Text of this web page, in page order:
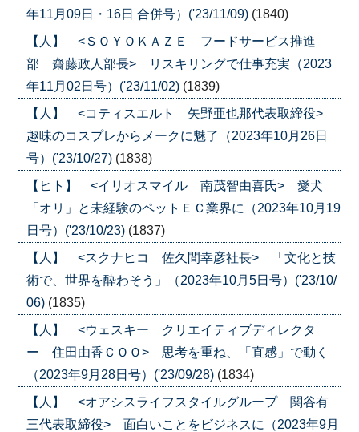
年11月09日・16日 合併号）('23/11/09) (1840)
【人】 <ＳＯＹＯＫＡＺＥ フードサービス推進
部 齋藤政人部長> リスキリングで仕事充実（2023
年11月02日号）('23/11/02) (1839)
【人】 <コティスエルト 矢野亜也那代表取締役>
趣味のコスプレからメークに魅了（2023年10月26日
号）('23/10/27) (1838)
【ヒト】 <イリオスマイル 南茂智由喜氏> 愛犬
「オリ」と未経験のペットＥＣ業界に（2023年10月19
日号）('23/10/23) (1837)
【人】 <スクナヒコ 佐久間幸彦社長> 「文化と技
術で、世界を酔わそう」（2023年10月5日号）('23/10/
06) (1835)
【人】 <ウェスキー クリエイティブディレクタ
ー 住田由香ＣＯＯ> 思考を重ね、「直感」で動く
（2023年9月28日号）('23/09/28) (1834)
【人】 <オアシスライフスタイルグループ 関谷有
三代表取締役> 面白いことをビジネスに（2023年9月